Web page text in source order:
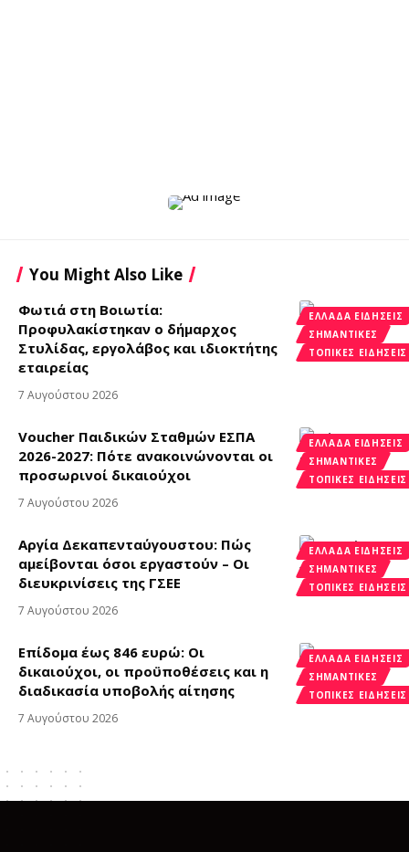
You Might Also Like
ΕΛΛΆΔΑ ΕΙΔΉΣΕΙΣ
ΣΗΜΑΝΤΙΚΈΣ
ΤΟΠΙΚΈΣ ΕΙΔΉΣΕΙΣ
Φωτιά στη Βοιωτία:
Προφυλακίστηκαν ο δήμαρχος
Στυλίδας, εργολάβος και ιδιοκτήτης
εταιρείας
7 Αυγούστου 2026
ΕΛΛΆΔΑ ΕΙΔΉΣΕΙΣ
ΣΗΜΑΝΤΙΚΈΣ
ΤΟΠΙΚΈΣ ΕΙΔΉΣΕΙΣ
Voucher Παιδικών Σταθμών ΕΣΠΑ
2026-2027: Πότε ανακοινώνονται οι
προσωρινοί δικαιούχοι
7 Αυγούστου 2026
ΕΛΛΆΔΑ ΕΙΔΉΣΕΙΣ
ΣΗΜΑΝΤΙΚΈΣ
ΤΟΠΙΚΈΣ ΕΙΔΉΣΕΙΣ
Αργία Δεκαπενταύγουστου: Πώς
αμείβονται όσοι εργαστούν – Οι
διευκρινίσεις της ΓΣΕΕ
7 Αυγούστου 2026
ΕΛΛΆΔΑ ΕΙΔΉΣΕΙΣ
ΣΗΜΑΝΤΙΚΈΣ
ΤΟΠΙΚΈΣ ΕΙΔΉΣΕΙΣ
Επίδομα έως 846 ευρώ: Οι
δικαιούχοι, οι προϋποθέσεις και η
διαδικασία υποβολής αίτησης
7 Αυγούστου 2026